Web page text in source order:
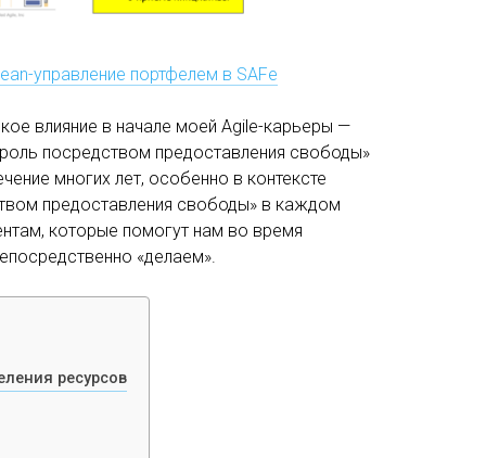
управление портфелем в SAFe
влияние в начале моей Agile-карьеры —
посредством предоставления свободы»
многих лет, особенно в контексте
предоставления свободы» в каждом
которые помогут нам во время
«делаем».
ресурсов